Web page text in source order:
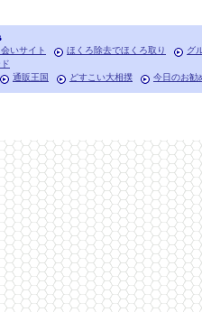
いサイト ほくろ除去でほくろ取り
グ
通販王国 どすこい大相撲 今日のお勧